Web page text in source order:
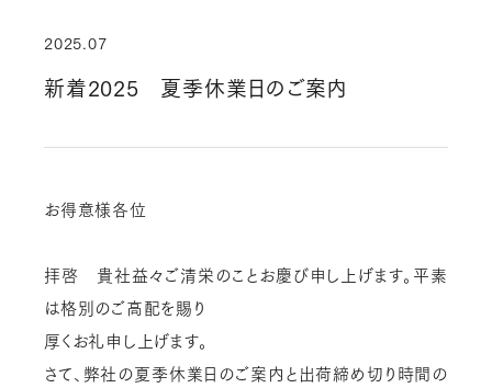
2025.07
新着2025 夏季休業日のご案内
お得意様各位
拝啓 貴社益々ご清栄のことお慶び申し上げます。平素
は格別のご高配を賜り
厚くお礼申し上げます。
さて、弊社の夏季休業日のご案内と出荷締め切り時間の